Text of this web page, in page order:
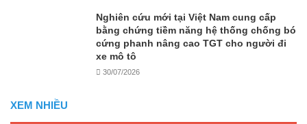
Nghiên cứu mới tại Việt Nam cung cấp
bằng chứng tiềm năng hệ thống chống bó
cứng phanh nâng cao TGT cho người đi
xe mô tô
30/07/2026
XEM NHIỀU